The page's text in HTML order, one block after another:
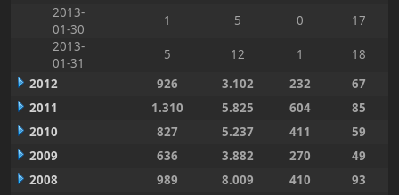
2013-
01-30
1 5 0
17
2013-
01-31
5 12 1
18
2012
926 3.102 232
67
2011
1.310 5.825 604
85
2010
827 5.237 411
59
2009
636 3.882 270
49
2008
989 8.009 410 93